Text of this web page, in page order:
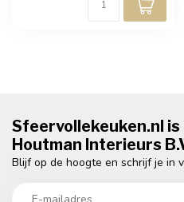
Sfeervollekeuken.nl is
Houtman Interieurs
Blijf op de hoogte en schrijf je in